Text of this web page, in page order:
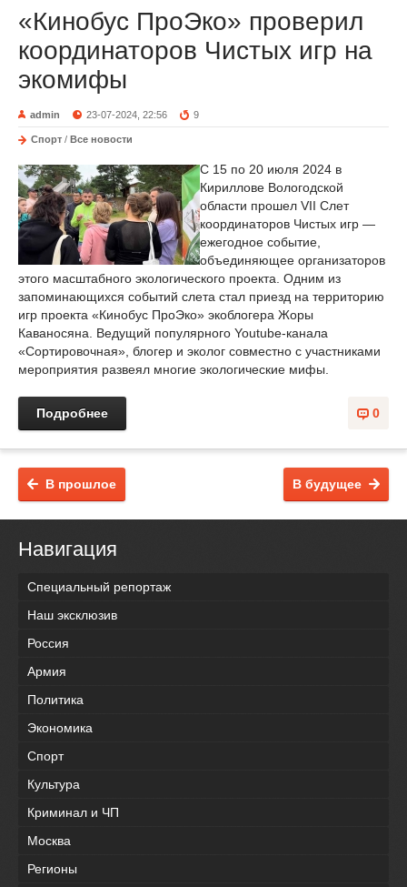
«Кинобус ПроЭко» проверил
координаторов Чистых игр на
экомифы
admin 23-07-2024, 22:56 9
Спорт / Все новости
С 15 по 20 июля 2024 в
Кириллове Вологодской
области прошел VII Слет
координаторов Чистых игр —
ежегодное событие,
объединяющее организаторов
этого масштабного экологического проекта. Одним из
запоминающихся событий слета стал приезд на территорию
игр проекта «Кинобус ПроЭко» экоблогера Жоры
Каваносяна. Ведущий популярного Youtube-канала
«Сортировочная», блогер и эколог совместно с участниками
мероприятия развеял многие экологические мифы.
0
Подробнее
В будущее
В прошлое
Навигация
Специальный репортаж
Наш эксклюзив
Россия
Армия
Политика
Экономика
Спорт
Культура
Криминал и ЧП
Москва
Регионы